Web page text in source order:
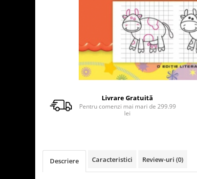
Livrare Gratuită
Pentru comenzi mai mari de 299.99
lei
Descriere Caracteristici Review-uri (0)